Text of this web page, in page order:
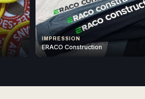
IMPRESSION
ERACO Construction